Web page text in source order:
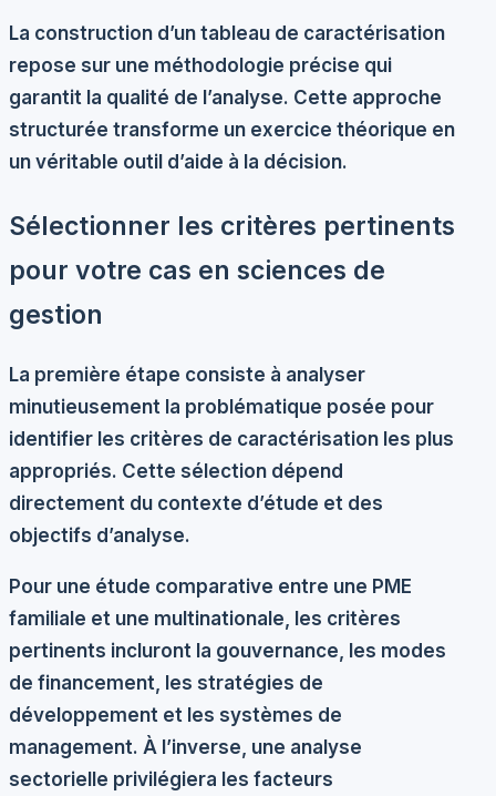
La construction d’un tableau de caractérisation
repose sur une méthodologie précise qui
garantit la qualité de l’analyse. Cette approche
structurée transforme un exercice théorique en
un véritable outil d’aide à la décision.
Sélectionner les critères pertinents
pour votre cas en sciences de
gestion
La première étape consiste à analyser
minutieusement la problématique posée pour
identifier les critères de caractérisation les plus
appropriés. Cette sélection dépend
directement du contexte d’étude et des
objectifs d’analyse.
Pour une étude comparative entre une PME
familiale et une multinationale, les critères
pertinents incluront la gouvernance, les modes
de financement, les stratégies de
développement et les systèmes de
management. À l’inverse, une analyse
sectorielle privilégiera les facteurs